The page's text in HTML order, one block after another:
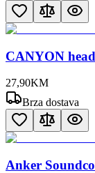
CANYON
27,90KM
Brza dostava
Anker